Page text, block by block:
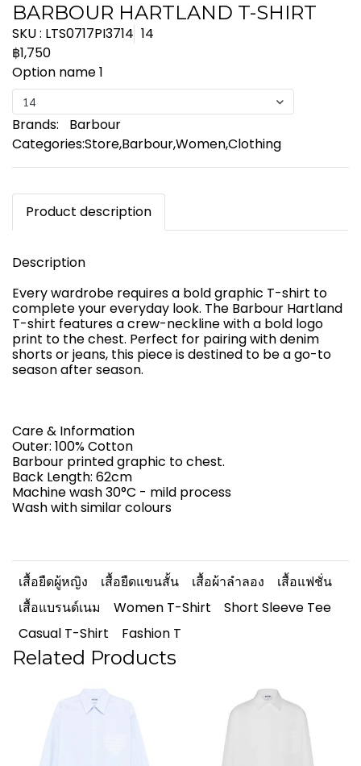
BARBOUR HARTLAND T-SHIRT
SKU : LTS0717PI3714 14
฿1,750
Option name 1
14
Brands:
Barbour
Categories:Store,Barbour,Women,Clothing
Product description
Description
Every wardrobe requires a bold graphic T-shirt to
complete your everyday look. The Barbour Hartland
T-shirt features a crew-neckline with a bold logo
print to the chest. Perfect for pairing with denim
shorts or jeans, this piece is destined to be a go-to
season after season.
Care & Information
Outer: 100% Cotton
Barbour printed graphic to chest.
Back Length: 62cm
Machine wash 30°C - mild process
Wash with similar colours
เสื้อยืดผู้หญิง เสื้อยืดแขนสั้น เสื้อผ้าลำลอง
เสื้อแฟชั่น
เสื้อแบรนด์เนม
Women T-Shirt
Short Sleeve Tee
Casual T-Shirt
Fashion T
Related Products